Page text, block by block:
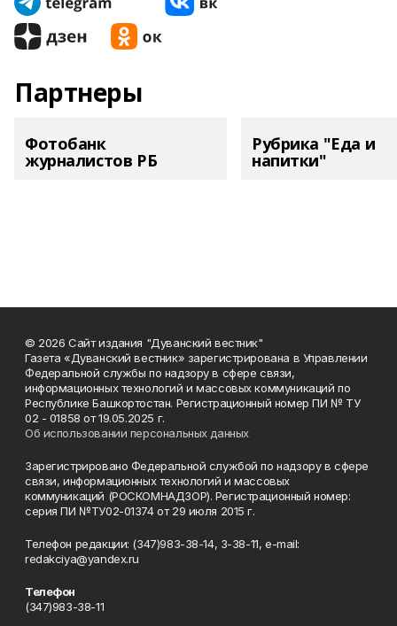
Партнеры
Фотобанк
журналистов РБ
Рубрика "Еда и
напитки"
© 2026 Сайт издания "Дуванский вестник"
Газета «Дуванский вестник» зарегистрирована в Управлении
Федеральной службы по надзору в сфере связи,
информационных технологий и массовых коммуникаций по
Республике Башкортостан. Регистрационный номер ПИ № ТУ
02 - 01858 от 19.05.2025 г.
Об использовании персональных данных
Зарегистрировано Федеральной службой по надзору в сфере
связи, информационных технологий и массовых
коммуникаций (РОСКОМНАДЗОР). Регистрационный номер:
серия ПИ №ТУ02-01374 от 29 июля 2015 г.
Телефон редакции: (347)983-38-14, 3-38-11, e-mail:
redakciya@yandex.ru
Телефон
(347)983-38-11